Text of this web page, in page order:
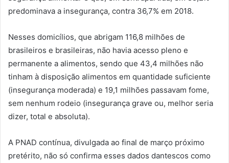
predominava a insegurança, contra 36,7% em 2018.
Nesses domicílios, que abrigam 116,8 milhões de
brasileiros e brasileiras, não havia acesso pleno e
permanente a alimentos, sendo que 43,4 milhões não
tinham à disposição alimentos em quantidade suficiente
(insegurança moderada) e 19,1 milhões passavam fome,
sem nenhum rodeio (insegurança grave ou, melhor seria
dizer, total e absoluta).
A PNAD contínua, divulgada ao final de março próximo
pretérito, não só confirma esses dados dantescos como